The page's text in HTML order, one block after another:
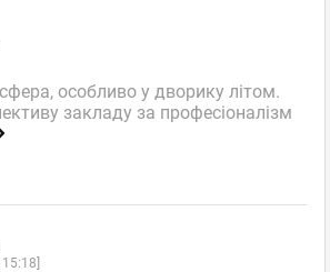
особливо у дворику літом.
закладу за професіоналізм